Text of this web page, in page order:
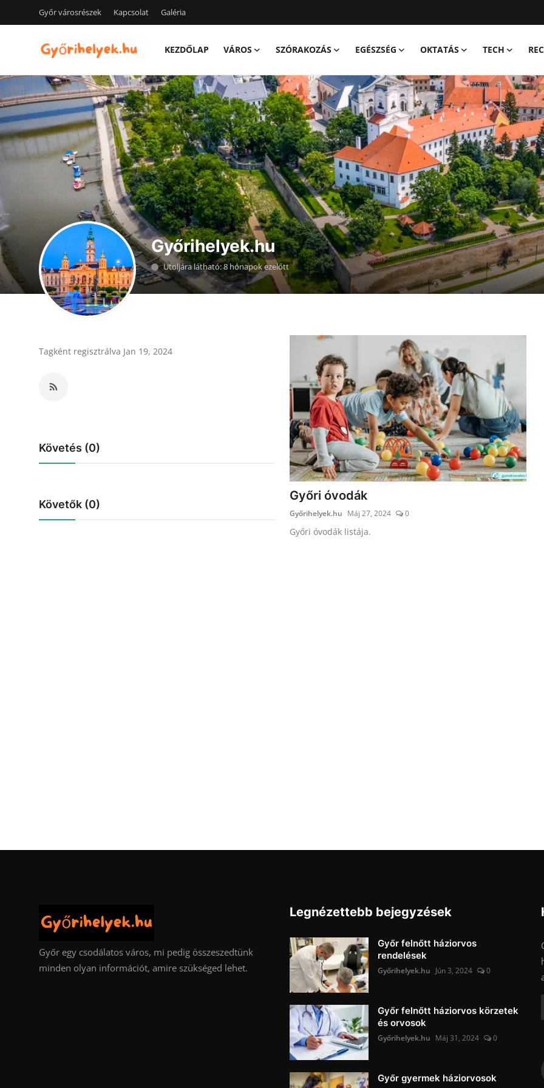
Győr városrészek Kapcsolat Galéria
KEZDŐLAP VÁROS SZÓRAKOZÁS EGÉSZSÉG OKTATÁS TECH
Kezdőlap
Győr városrészek
Kapcsolat
Város
Tech
Receptek
Győrihelyek.hu
Utoljára látható: 8 hónapok ezelőtt
Tagként regisztrálva Jan 19, 2024
Követés (0)
Követők (0)
Győri óvodák
Győrihelyek.hu Máj 27, 2024 0
Győri óvodák listája.
Győr egy csodálatos város, mi pedig összeszedtünk
minden olyan információt, amire szükséged lehet.
Legnézettebb bejegyzések
Győr felnőtt háziorvos
rendelések
Győrihelyek.hu Jún 3, 2024 0
Győr felnőtt háziorvos körzetek
és orvosok
Győrihelyek.hu Máj 31, 2024 0
Győr gyermek háziorvosok